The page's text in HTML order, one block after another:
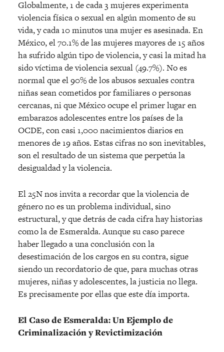
Globalmente, 1 de cada 3 mujeres experimenta
violencia física o sexual en algún momento de su
vida, y cada 10 minutos una mujer es asesinada. En
México, el 70.1% de las mujeres mayores de 15 años
ha sufrido algún tipo de violencia, y casi la mitad ha
sido víctima de violencia sexual (49.7%). No es
normal que el 90% de los abusos sexuales contra
niñas sean cometidos por familiares o personas
cercanas, ni que México ocupe el primer lugar en
embarazos adolescentes entre los países de la
OCDE, con casi 1,000 nacimientos diarios en
menores de 19 años. Estas cifras no son inevitables,
son el resultado de un sistema que perpetúa la
desigualdad y la violencia.
El 25N nos invita a recordar que la violencia de
género no es un problema individual, sino
estructural, y que detrás de cada cifra hay historias
como la de Esmeralda. Aunque su caso parece
haber llegado a una conclusión con la
desestimación de los cargos en su contra, sigue
siendo un recordatorio de que, para muchas otras
mujeres, niñas y adolescentes, la justicia no llega.
Es precisamente por ellas que este día importa.
El Caso de Esmeralda: Un Ejemplo de
Criminalización y Revictimización